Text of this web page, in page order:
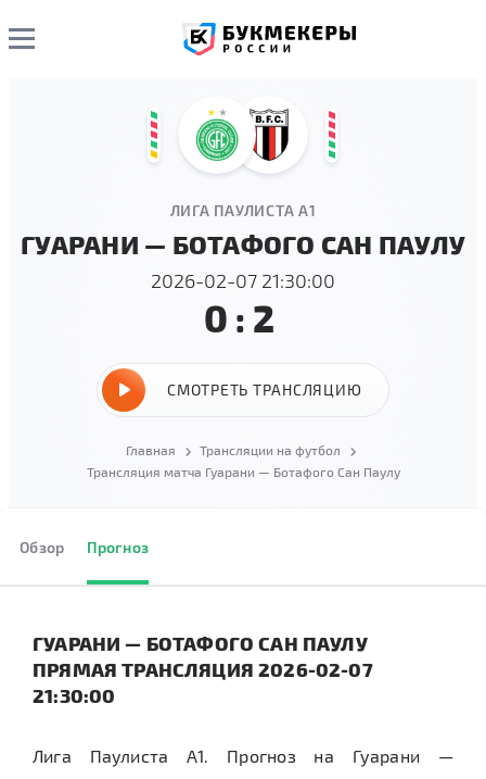
ЛИГА ПАУЛИСТА А1
ГУАРАНИ — БОТАФОГО САН ПАУЛУ
2026-02-07 21:30:00
0:2
СМОТРЕТЬ ТРАНСЛЯЦИЮ
Главная
Трансляции на футбол
Трансляция матча Гуарани — Ботафого Сан Паулу
Обзор Прогноз
ГУАРАНИ — БОТАФОГО САН ПАУЛУ
ПРЯМАЯ ТРАНСЛЯЦИЯ 2026-02-07
21:30:00
Лига Паулиста А1. Прогноз на Гуарани —